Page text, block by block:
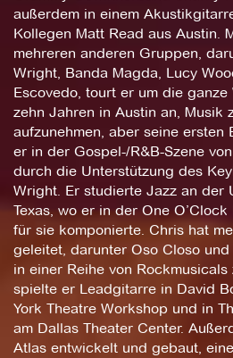
außerdem in einem
Kollegen Matt Read aus Austin.
mehreren anderen Gruppen,
Wright, Banda Magda, Lucy
Escovedo, tourt er um die
zehn Jahren in Austin an, Musik
aufzunehmen, aber seine ersten
er in der Gospel-/R&B-Szene
durch die Unterstützung des
Wright. Er studierte Jazz an der
Texas, wo er in der One
für sie komponierte. Chris hat
geleitet, darunter Oso Closo
in einer Reihe von
spielte er Leadgitarre in David
York Theatre Workshop und in
am Dallas Theater Center.
Atlas entwickelt und gebaut,